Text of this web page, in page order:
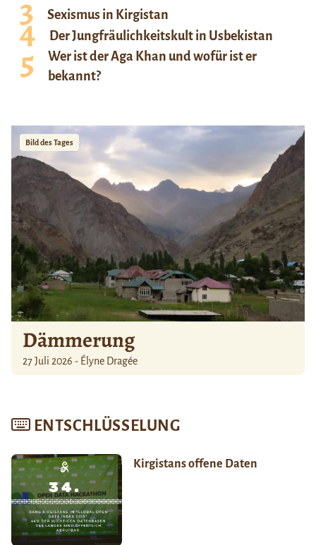
Sexismus in Kirgistan
Der Jungfräulichkeitskult in Usbekistan
Wer ist der Aga Khan und wofür ist er
bekannt?
Bild des Tages
Dämmerung
27 Juli 2026 - Élyne Dragée
ENTSCHLÜSSELUNG
Kirgistans offene Daten